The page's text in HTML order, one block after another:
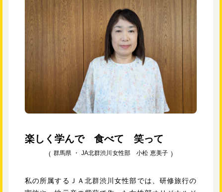
楽しく学んで 食べて 笑って
群馬県 ・ JA北群渋川女性部 小松 恵美子
私の所属するＪＡ北群渋川女性部では、研修旅行の